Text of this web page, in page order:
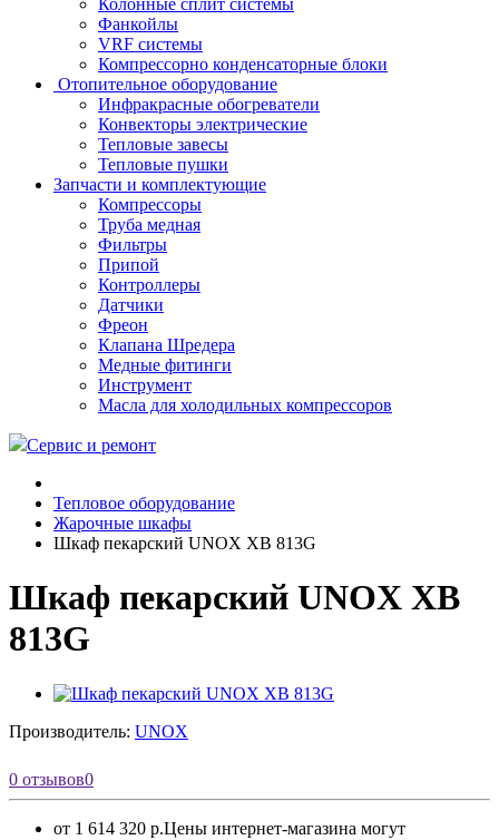
Колонные сплит системы
Фанкойлы
VRF системы
Компрессорно конденсаторные блоки
Отопительное оборудование
Инфракрасные обогреватели
Конвекторы электрические
Тепловые завесы
Тепловые пушки
Запчасти и комплектующие
Компрессоры
Труба медная
Фильтры
Припой
Контроллеры
Датчики
Фреон
Клапана Шредера
Медные фитинги
Инструмент
Масла для холодильных компрессоров
Сервис и ремонт
Тепловое оборудование
Жарочные шкафы
Шкаф пекарский UNOX XB 813G
Шкаф пекарский UNOX XB
813G
Производитель: UNOX
0 отзывов0
от 1 614 320 р.Цены интернет-магазина могут